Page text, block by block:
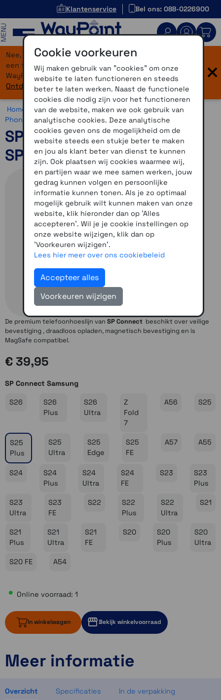
Klantenservice Bel ons: 088-0226900
Nee, je bent niet verdwaald! Onze website heeft
een flinke upgrade gekregen. Dezelfde vertrouwde
WayPoint-service, maar dan in een modern jasje.
Ontdek hier wat er allemaal nieuw is.
×
Home >Motor >Smartphone > SP Connect >SP Connect
Phone Case >SP Connect Phone Case Samsung
SP Connect Phone Case
SPC+ Samsung-S25 Plus
De premium telefoonhoeslijn van SP Connect beschikt over veilige
bevestiging , draadloos opladen, magnetisch bevestiging en is
MagSafe compatibel.
€ 39,95
SP Connect Samsung
S26
S26
Plus
S26
Ultra
Z
Fold
7
A56 S25
S25
Plus
S25
Ultra
S25
Edge
S25
FE
A57 A55
S24
S24
Plus
S24
Ultra
S24
FE
S23
S23
Plus
S23
Ultra
S23
FE
S22
S22
Plus
S22
Ultra
S21
S21
Plus
S21
Ultra
S21
FE
S20
S20
Plus
S20
Ultra
S20 FE A54
Online voorraad: 1
In winkelwagen Bekijk winkelvoorraad
1 op voorraad
Momenteel even niet op voorraad
Meer informatie
Overzicht Specificaties In de verpakking
Cookie voorkeuren
Wij maken gebruik van "cookies" om onze
website te laten functioneren en steeds
beter te laten werken. Naast de functionele
cookies die nodig zijn voor het functioneren
van de website, maken we ook gebruik van
analytische cookies. Deze analytische
cookies geven ons de mogelijkheid om de
website steeds een stukje beter te maken
en jou als klant beter van dienst te kunnen
zijn. Ook plaatsen wij cookies waarmee wij,
en partijen waar we mee samen werken, jouw
gedrag kunnen volgen en persoonlijke
informatie kunnen tonen. Als je zo optimaal
mogelijk gebruik wilt kunnen maken van onze
website, klik hieronder dan op 'Alles
accepteren'. Wil je je cookie instellingen op
onze website wijzigen, klik dan op
'Voorkeuren wijzigen'.
Lees hier meer over ons cookiebeleid
Accepteer alles
Voorkeuren wijzigen